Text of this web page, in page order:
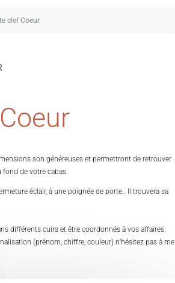
clef Coeur
son généreuses et permettront de retrouver
de votre cabas.
éclair, à une poignée de porte.. Il trouvera sa
différents cuirs et être coordonnés à vos affaires.
(prénom, chiffre, couleur) n’hésitez pas à me